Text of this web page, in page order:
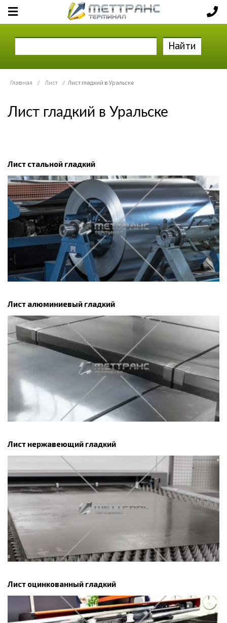
Найти
Главная / Лист / Лист гладкий в Уральске
Лист гладкий в Уральске
Лист стальной гладкий
Лист алюминиевый гладкий
Лист нержавеющий гладкий
Лист оцинкованный гладкий